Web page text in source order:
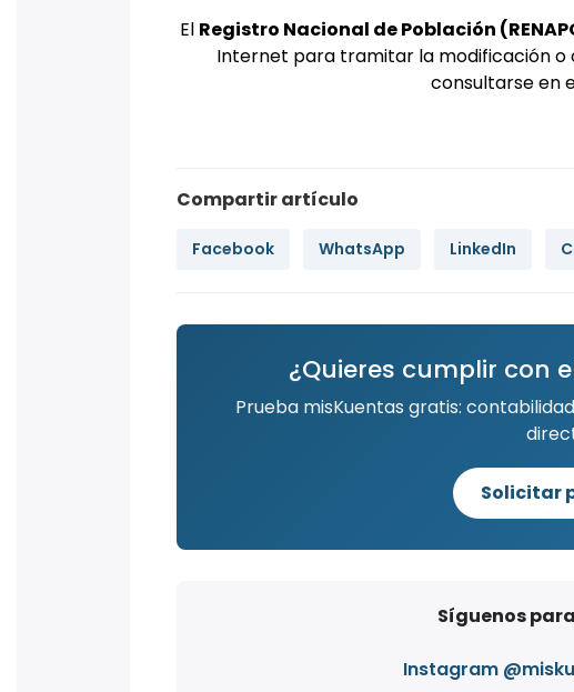
El Registro Nacional de Población
Internet para tramitar la modificación o
consultarse en
Compartir artículo
Facebook WhatsApp LinkedIn
¿Quieres cumplir con
Prueba misKuentas gratis:
Solicitar
Síguenos
Instagram